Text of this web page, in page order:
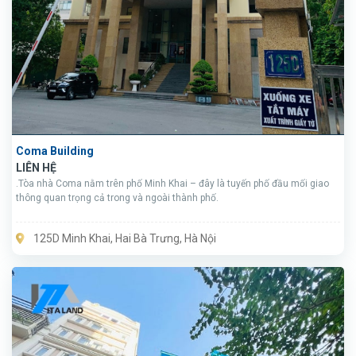
Coma Building
LIÊN HỆ
.Tòa nhà Coma nằm trên phố Minh Khai – đây là tuyến phố đầu mối giao
thông quan trọng cả trong và ngoài thành phố.
125D Minh Khai, Hai Bà Trưng, Hà Nội